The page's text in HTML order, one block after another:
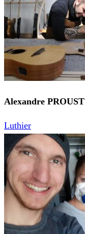
Alexandre PROUST
Luthier